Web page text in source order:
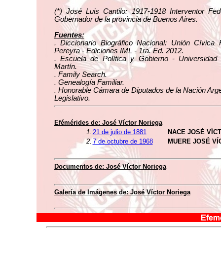
(*)José Luis Cantilo: 1917-1918 Interventor
Gobernador de la provincia de Buenos Aires.
Fuentes:
. Diccionario Biográfico Nacional: Unión Cívica
Pereyra - Ediciones IML - 1ra. Ed. 2012.
. Escuela de Política y Gobierno - Universidad
Martín.
. Family Search.
. Genealogía Familiar.
. Honorable Cámara de Diputados de la Nación
Legislativo.
Efémérides de: José Víctor Noriega
1. 21 de julio de 1881
NACE JOSÉ
2. 7 de octubre de 1968 MUERE JOSÉ
Documentos de: José Víctor Noriega
Galería de Imágenes de: José Víctor Noriega